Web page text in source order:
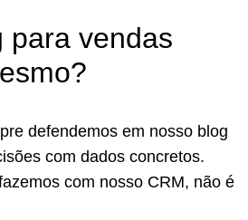
para vendas
defendemos em nosso blog
com dados concretos.
com nosso CRM, não é